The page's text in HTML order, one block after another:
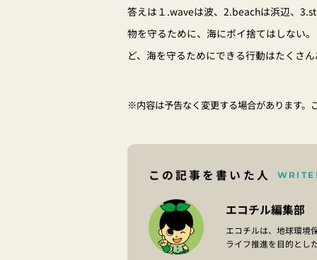
答えは１.waveは波、2.beachは浜辺、
物を守るために、海にポイ捨てはしない
ど、海を守るためにできる行動はたくさ
※内容は予告なく変更する場合があります。
この記事を書いた人
エコチル編集部
エコチルは、地球環境
ライフ推進を目的とし